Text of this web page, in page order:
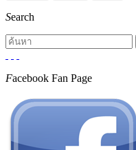
Search
Facebook Fan Page